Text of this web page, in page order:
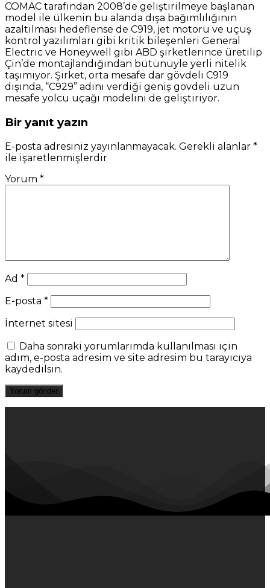
COMAC tarafından 2008’de geliştirilmeye başlanan
model ile ülkenin bu alanda dışa bağımlılığının
azaltılması hedeflense de C919, jet motoru ve uçuş
kontrol yazılımları gibi kritik bileşenleri General
Electric ve Honeywell gibi ABD şirketlerince üretilip
Çin’de montajlandığından bütünüyle yerli nitelik
taşımıyor. Şirket, orta mesafe dar gövdeli C919
dışında, “C929” adını verdiği geniş gövdeli uzun
mesafe yolcu uçağı modelini de geliştiriyor.
Bir yanıt yazın
E-posta adresiniz yayınlanmayacak. Gerekli alanlar *
ile işaretlenmişlerdir
Yorum *
Ad *
E-posta *
İnternet sitesi
Daha sonraki yorumlarımda kullanılması için
adım, e-posta adresim ve site adresim bu tarayıcıya
kaydedilsin.